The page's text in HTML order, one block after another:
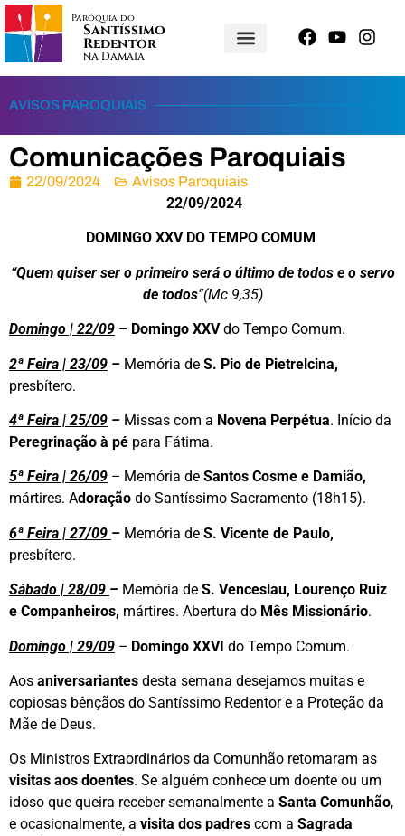
Paróquia do
Santíssimo
Redentor
na Damaia
AVISOS PAROQUIAIS
Comunicações Paroquiais
22/09/2024 Avisos Paroquiais
22/09/2024
DOMINGO XXV DO TEMPO COMUM
“Quem quiser ser o primeiro será o último de todos e o servo
de todos”(Mc 9,35)
Domingo | 22/09 – Domingo XXVdo Tempo Comum.
2ª Feira | 23/09 – Memória de S. Pio de Pietrelcina,
presbítero.
4ª Feira | 25/09 – Missas com a Novena Perpétua. Início da
Peregrinação à pé para Fátima.
5ª Feira | 26/09 – Memória de Santos Cosme e Damião,
mártires. Adoração do Santíssimo Sacramento (18h15).
6ª Feira | 27/09 – Memória de S. Vicente de Paulo,
presbítero.
Sábado | 28/09 – Memória de S. Venceslau, Lourenço Ruiz
e Companheiros, mártires. Abertura do Mês Missionário.
Domingo | 29/09 – Domingo XXVI do Tempo Comum.
Aos aniversariantes desta semana desejamos muitas e
copiosas bênçãos do Santíssimo Redentor e a Proteção da
Mãe de Deus.
Os Ministros Extraordinários da Comunhão retomaram as
visitas aos doentes. Se alguém conhece um doente ou um
idoso que queira receber semanalmente a Santa Comunhão,
e ocasionalmente, a visita dos padres com a Sagrada